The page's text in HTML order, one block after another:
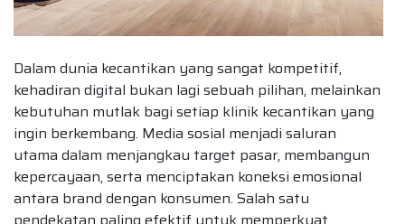
Dalam dunia kecantikan yang sangat kompetitif,
kehadiran digital bukan lagi sebuah pilihan, melainkan
kebutuhan mutlak bagi setiap klinik kecantikan yang
ingin berkembang. Media sosial menjadi saluran
utama dalam menjangkau target pasar, membangun
kepercayaan, serta menciptakan koneksi emosional
antara brand dengan konsumen. Salah satu